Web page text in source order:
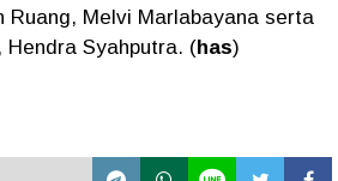
Ruang, Melvi Marlabayana serta
Syahputra. (has)